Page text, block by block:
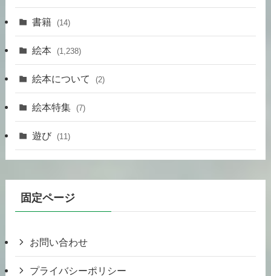
書籍 (14)
絵本 (1,238)
絵本について (2)
絵本特集 (7)
遊び (11)
固定ページ
お問い合わせ
プライバシーポリシー